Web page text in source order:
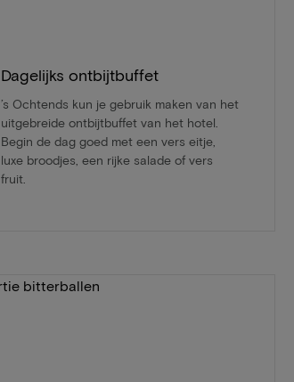
Dagelijks ontbijtbuffet
’s Ochtends kun je gebruik maken van het
uitgebreide ontbijtbuffet van het hotel.
Begin de dag goed met een vers eitje,
luxe broodjes, een rijke salade of vers
fruit.